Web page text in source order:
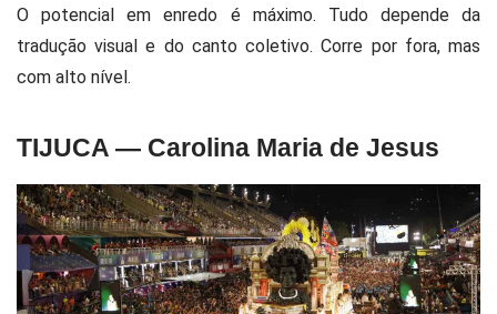
O potencial em enredo é máximo. Tudo depende da
tradução visual e do canto coletivo. Corre por fora, mas
com alto nível.
TIJUCA — Carolina Maria de Jesus